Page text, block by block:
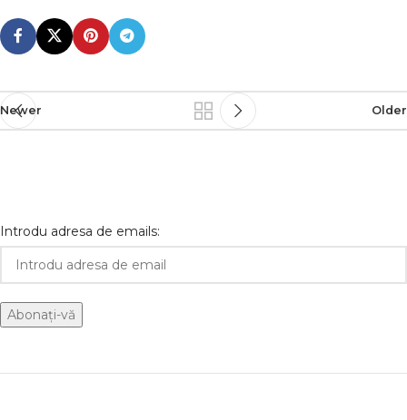
Newer Older
Introdu adresa de emails: